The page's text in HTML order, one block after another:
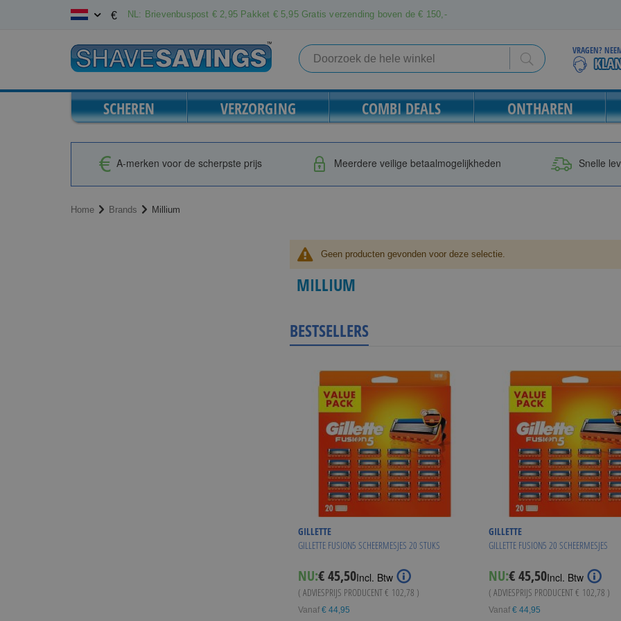
Ga
inhoud
€ NL: Brievenbuspost € 2,95 Pakket € 5,95 Gratis verzending boven de € 150,-
Search
VRAGEN?
SCHEREN VERZORGING COMBI DEALS ONTHAREN
A-merken voor de scherpste prijs Meerdere veilige betaalmogelijkheden Snelle
Home Brands Millium
Geen producten gevonden voor deze selectie.
MILLIUM
BESTSELLERS
GILLETTE
GILLETTE FUSION5 SCHEERMESJES 20 STUKS
NU:€ 45,50Incl. Btw
( ADVIESPRIJS PRODUCENT€ 102,78 )
Vanaf € 44,95
GILLETTE
GILLETTE FUSION5 20 SCHEERMESJES
NU:€ 45,50Incl. Btw
( ADVIESPRIJS PRODUCENT€ 102,78 )
Vanaf € 44,95